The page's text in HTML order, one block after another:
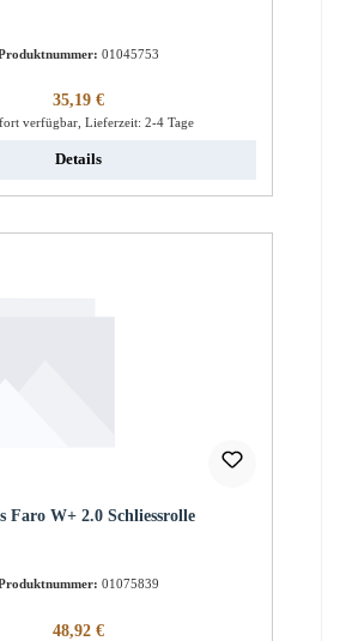
01045753
Regulärer Preis:
35,19 €
verfügbar, Lieferzeit: 2-4 Tage
Details
Faro W+ 2.0 Schliessrolle
01075839
Regulärer Preis:
48,92 €